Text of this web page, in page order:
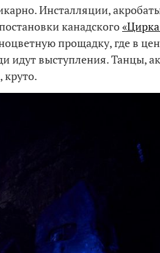
Инсталляции,
канадского
прощадку, где в
идут выступления. Танцы,
круто.